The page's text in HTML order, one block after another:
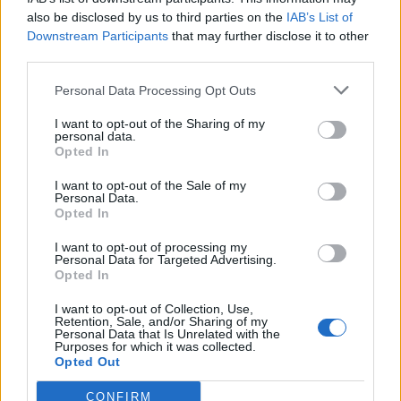
also be disclosed by us to third parties on the IAB’s List of
Downstream Participants that may further disclose it to other
Personal Data Processing Opt Outs
I want to opt-out of the Sharing of my
personal data.
Opted In
I want to opt-out of the Sale of my
Personal Data.
Opted In
I want to opt-out of processing my
Personal Data for Targeted Advertising.
Opted In
I want to opt-out of Collection, Use,
Retention, Sale, and/or Sharing of my
Personal Data that Is Unrelated with the
Purposes for which it was collected.
Opted Out
CONFIRM
KATEGORIJE Družba
knjižnica velenje
bralna kultura
Več iz kategorije Družba
možne nevihte